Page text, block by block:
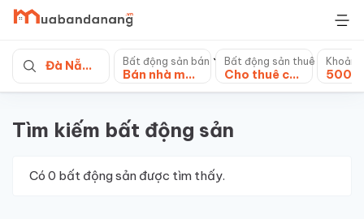
Skip
content
Đà Nẵng Bất động sản bán
Bán nhà mặt tiền
Bất động sản thuê
Cho thuê căn hộ chung cư
Tìm kiếm bất động sản
Có 0 bất động sản được tìm thấy.